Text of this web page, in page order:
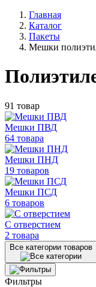
Главная
Каталог
Пакеты
Мешки
91 товар
Мешки ПВД
64 товара
Мешки ПНД
19 товаров
Мешки ПСД
6 товаров
С отверстием
2 товара
Все категории товаров
Фильтры